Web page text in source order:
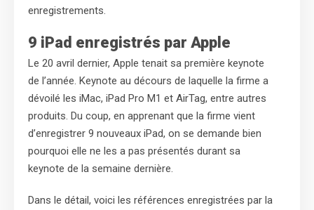
enregistrements.
9 iPad enregistrés par Apple
Le 20 avril dernier, Apple tenait sa première keynote
de l’année. Keynote au décours de laquelle la firme a
dévoilé les iMac, iPad Pro M1 et AirTag, entre autres
produits. Du coup, en apprenant que la firme vient
d’enregistrer 9 nouveaux iPad, on se demande bien
pourquoi elle ne les a pas présentés durant sa
keynote de la semaine dernière.
Dans le détail, voici les références enregistrées par la